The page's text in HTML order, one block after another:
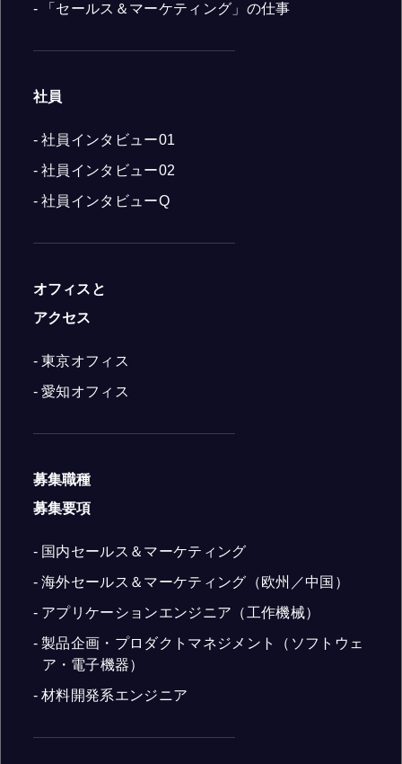
- 「セールス＆マーケティング」の仕事
社員
- 社員インタビュー01
- 社員インタビュー02
- 社員インタビューQ
オフィスと
アクセス
- 東京オフィス
- 愛知オフィス
募集職種
募集要項
- 国内セールス＆マーケティング
- 海外セールス＆マーケティング（欧州／中国）
- アプリケーションエンジニア（工作機械）
- 製品企画・プロダクトマネジメント（ソフトウェ
ア・電子機器）
- 材料開発系エンジニア